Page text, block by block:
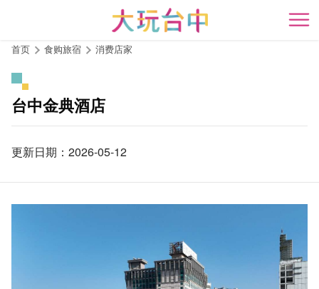
开
首页 食购旅宿 消费店家
台中金典酒店
更新日期：2026-05-12